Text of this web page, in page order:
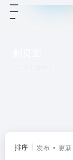
排序 发布 更新